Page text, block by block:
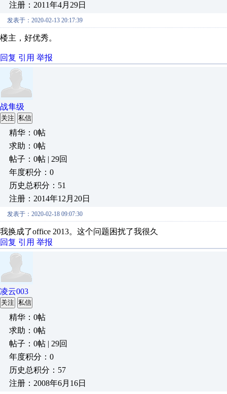
注册：2011年4月29日
发表于：2020-02-13 20:17:39
楼主，好优秀。
回复 引用 举报
战隼级
关注 私信
精华：0帖
求助：0帖
帖子：0帖 | 29回
年度积分：0
历史总积分：51
注册：2014年12月20日
发表于：2020-02-18 09:07:30
我换成了office 2013。这个问题困扰了我很久
回复 引用 举报
凌云003
关注 私信
精华：0帖
求助：0帖
帖子：0帖 | 29回
年度积分：0
历史总积分：57
注册：2008年6月16日